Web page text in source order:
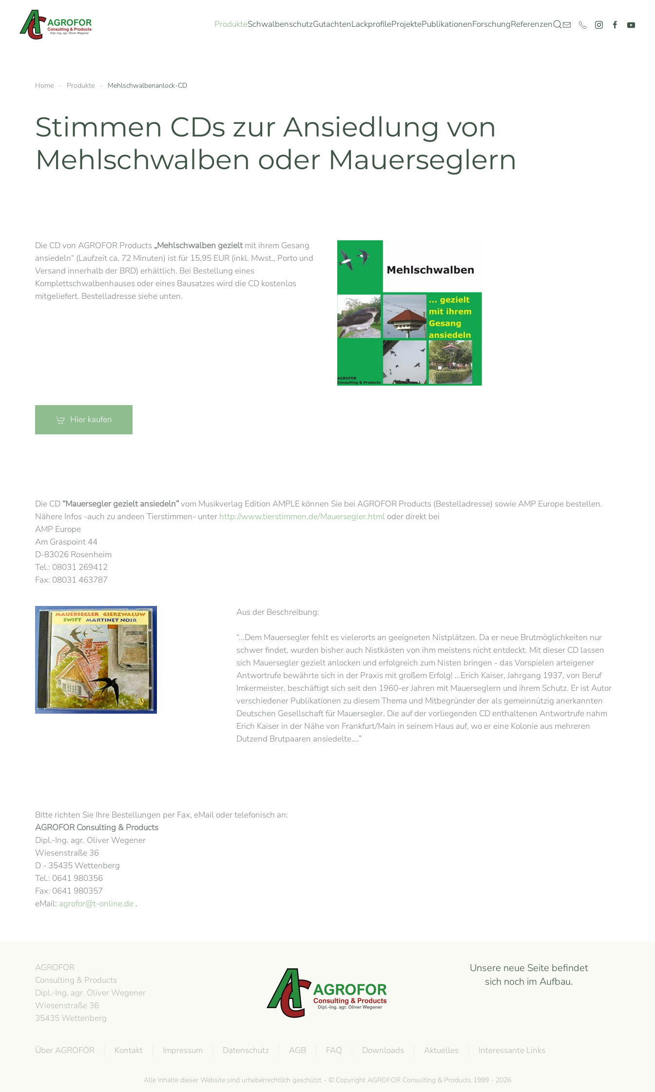
Skip to main content ProdukteSchwalbenschutzGutachtenLackprofileProjektePublikationenForschungReferenzen
Home Produkte Mehlschwalbenanlock-CD
Stimmen CDs zur Ansiedlung von
Mehlschwalben oder Mauerseglern
Die CD von AGROFOR Products „Mehlschwalben gezieltmit ihrem Gesang
ansiedeln“ (Laufzeit ca. 72 Minuten) ist für 15,95 EUR (inkl. Mwst., Porto und
Versand innerhalb der BRD) erhältlich. Bei Bestellung eines
Komplettschwalbenhauses oder eines Bausatzes wird die CD kostenlos
mitgeliefert. Bestelladresse siehe unten.
Hier kaufen
Die CD “Mauersegler gezielt ansiedeln”vom Musikverlag Edition AMPLE können Sie bei AGROFOR Products (Bestelladresse) sowie AMP Europe bestellen.
Nähere Infos -auch zu andeen Tierstimmen- unter http://www.tierstimmen.de/Mauersegler.html oder direkt bei
AMP Europe
Am Graspoint 44
D-83026 Rosenheim
Tel.: 08031 269412
Fax: 08031 463787
Aus der Beschreibung:
“...Dem Mauersegler fehlt es vielerorts an geeigneten Nistplätzen. Da er neue Brutmöglichkeiten nur
schwer findet, wurden bisher auch Nistkästen von ihm meistens nicht entdeckt. Mit dieser CD lassen
sich Mauersegler gezielt anlocken und erfolgreich zum Nisten bringen - das Vorspielen arteigener
Antwortrufe bewährte sich in der Praxis mit großem Erfolg! ...Erich Kaiser, Jahrgang 1937, von Beruf
Imkermeister, beschäftigt sich seit den 1960-er Jahren mit Mauerseglern und ihrem Schutz. Er ist Autor
verschiedener Publikationen zu diesem Thema und Mitbegründer der als gemeinnützig anerkannten
Deutschen Gesellschaft für Mauersegler. Die auf der vorliegenden CD enthaltenen Antwortrufe nahm
Erich Kaiser in der Nähe von Frankfurt/Main in seinem Haus auf, wo er eine Kolonie aus mehreren
Dutzend Brutpaaren ansiedelte....”
Bitte richten Sie Ihre Bestellungen per Fax, eMail oder telefonisch an:
AGROFOR Consulting & Products
Dipl.-Ing. agr. Oliver Wegener
Wiesenstraße 36
D - 35435 Wettenberg
Tel.: 0641 980356
Fax: 0641 980357
eMail: agrofor@t-online.de .
AGROFOR
Consulting & Products
Dipl.-Ing. agr. Oliver Wegener
Wiesenstraße 36
35435 Wettenberg
Unsere neue Seite befindet
sich noch im Aufbau.
Über AGROFOR Kontakt Impressum Datenschutz AGB FAQ Downloads Aktuelles Interessante Links
Alle Inhalte dieser Website sind urheberrechtlich geschützt - © Copyright AGROFOR Consulting & Products 1999 - 2026